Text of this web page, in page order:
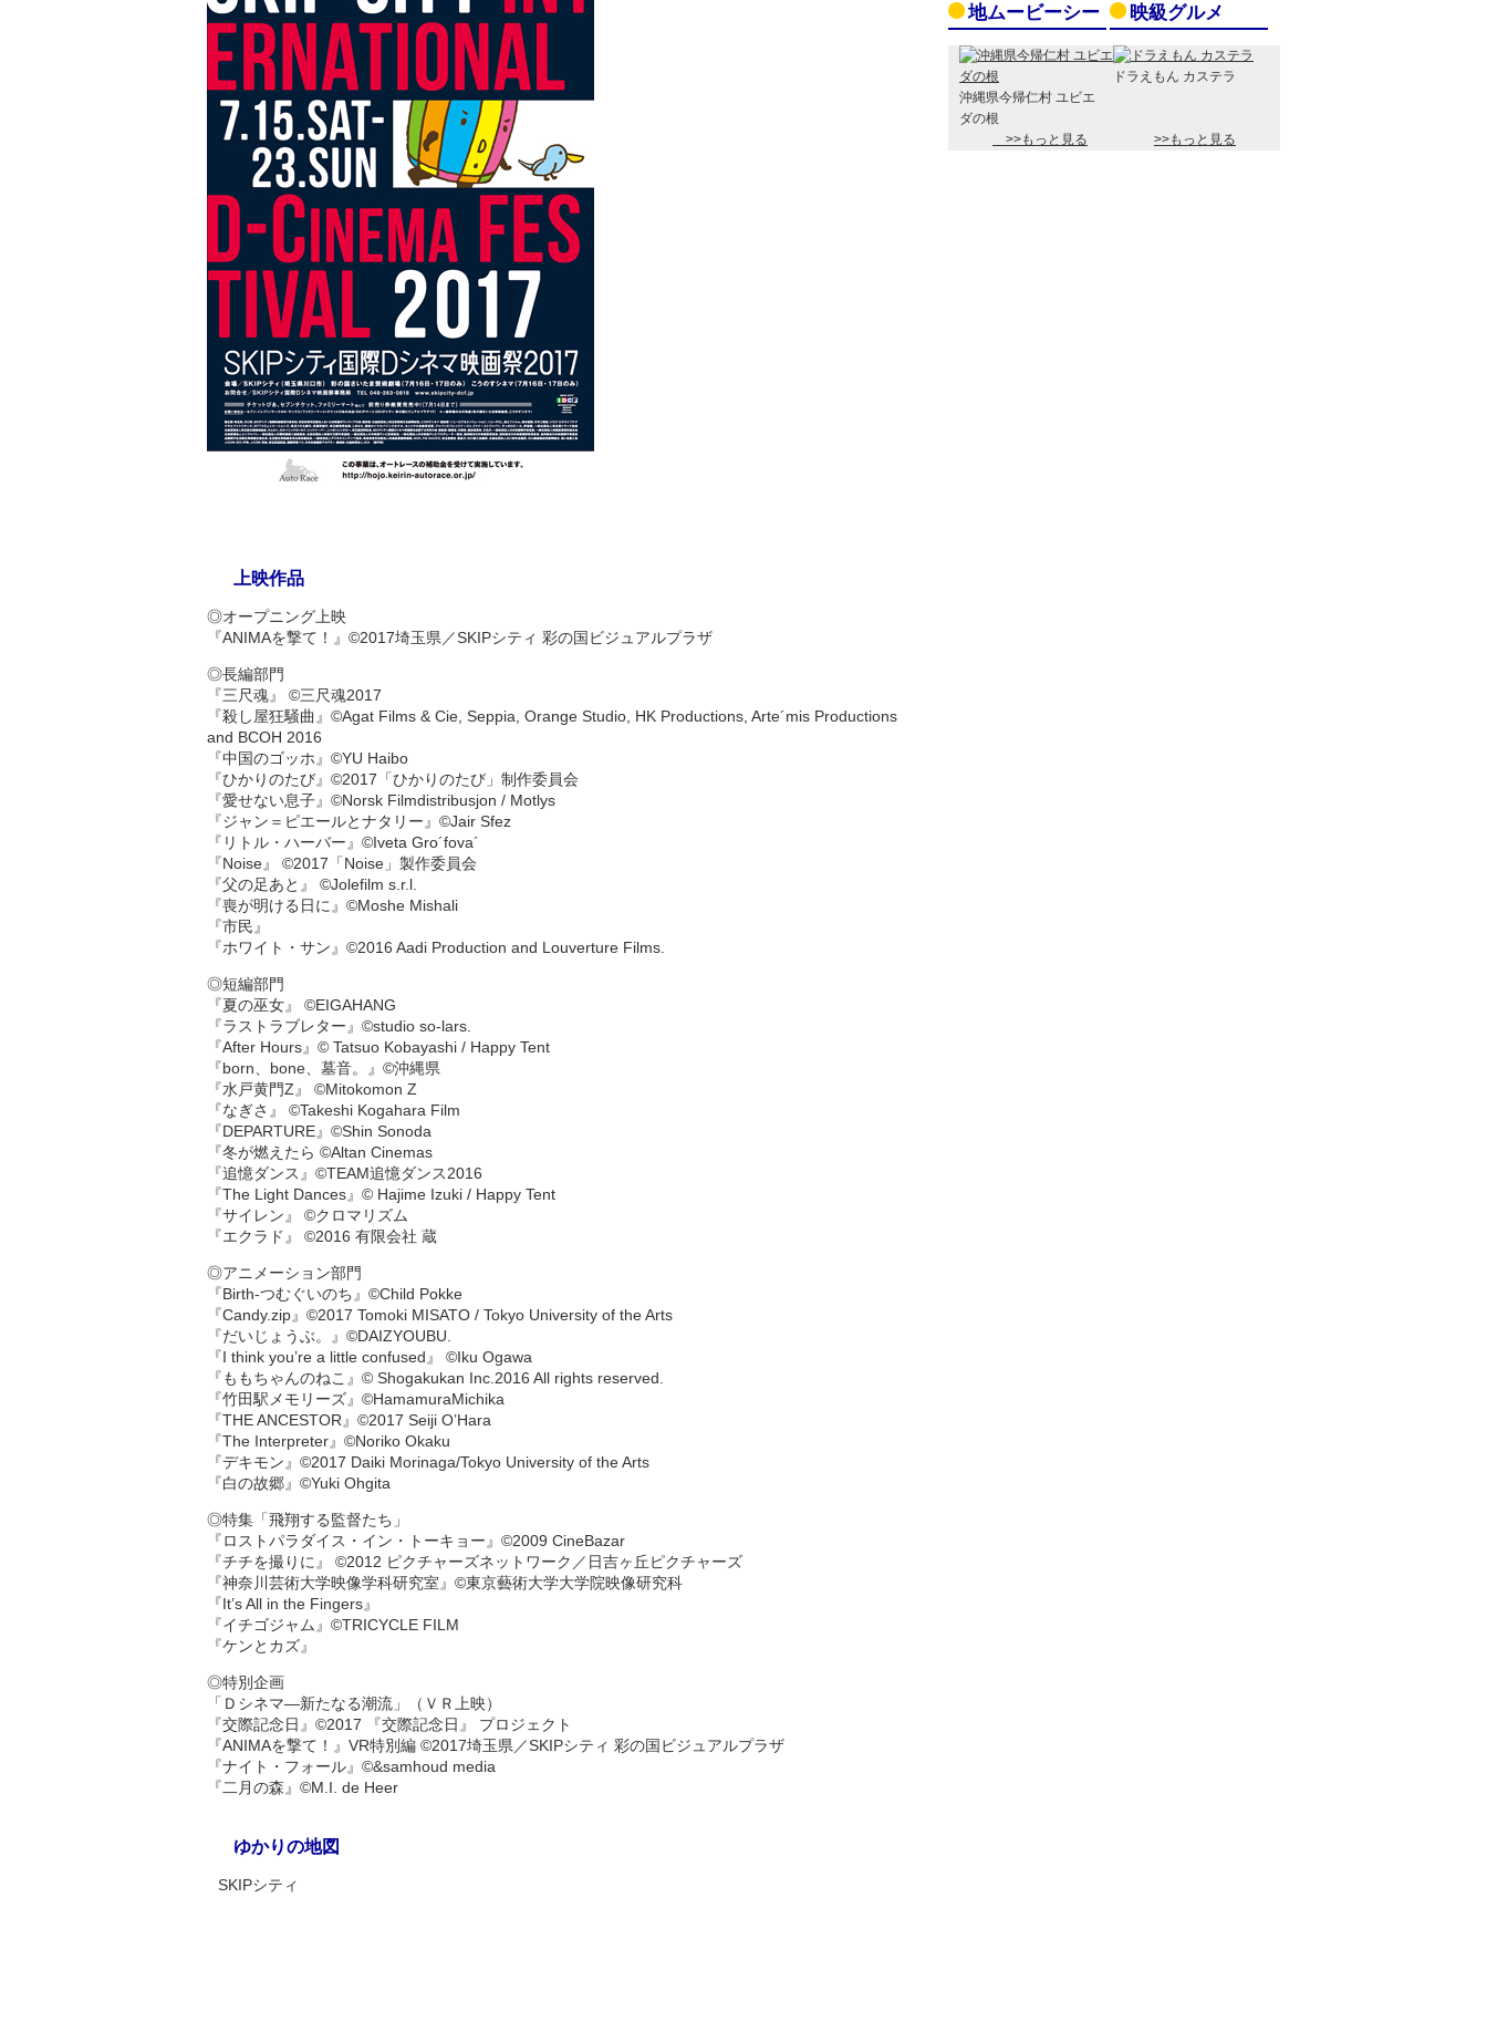
上映作品
◎オープニング上映
『ANIMAを撃て！』©2017埼玉県／SKIPシティ 彩の国ビジュアルプラザ
◎長編部門
『三尺魂』 ©三尺魂2017
『殺し屋狂騒曲』©Agat Films & Cie, Seppia, Orange Studio, HK Productions, Arte´mis Productions
and BCOH 2016
『中国のゴッホ』©YU Haibo
『ひかりのたび』©2017「ひかりのたび」制作委員会
『愛せない息子』©Norsk Filmdistribusjon / Motlys
『ジャン＝ピエールとナタリー』©Jair Sfez
『リトル・ハーバー』©Iveta Gro´fova´
『Noise』 ©2017「Noise」製作委員会
『父の足あと』 ©Jolefilm s.r.l.
『喪が明ける日に』©Moshe Mishali
『市民』
『ホワイト・サン』©2016 Aadi Production and Louverture Films.
◎短編部門
『夏の巫女』 ©EIGAHANG
『ラストラブレター』©studio so-lars.
『After Hours』© Tatsuo Kobayashi / Happy Tent
『born、bone、墓音。』©沖縄県
『水戸黄門Z』 ©Mitokomon Z
『なぎさ』 ©Takeshi Kogahara Film
『DEPARTURE』©Shin Sonoda
『冬が燃えたら ©Altan Cinemas
『追憶ダンス』©TEAM追憶ダンス2016
『The Light Dances』© Hajime Izuki / Happy Tent
『サイレン』 ©クロマリズム
『エクラド』 ©2016 有限会社 蔵
◎アニメーション部門
『Birth-つむぐいのち』©Child Pokke
『Candy.zip』©2017 Tomoki MISATO / Tokyo University of the Arts
『だいじょうぶ。』©DAIZYOUBU.
『I think you’re a little confused』 ©Iku Ogawa
『ももちゃんのねこ』© Shogakukan Inc.2016 All rights reserved.
『竹田駅メモリーズ』©HamamuraMichika
『THE ANCESTOR』©2017 Seiji O’Hara
『The Interpreter』©Noriko Okaku
『デキモン』©2017 Daiki Morinaga/Tokyo University of the Arts
『白の故郷』©Yuki Ohgita
◎特集「飛翔する監督たち」
『ロストパラダイス・イン・トーキョー』©2009 CineBazar
『チチを撮りに』 ©2012 ピクチャーズネットワーク／日吉ヶ丘ピクチャーズ
『神奈川芸術大学映像学科研究室』©東京藝術大学大学院映像研究科
『It’s All in the Fingers』
『イチゴジャム』©TRICYCLE FILM
『ケンとカズ』
◎特別企画
「Ｄシネマ—新たなる潮流」（ＶＲ上映）
『交際記念日』©2017 『交際記念日』 プロジェクト
『ANIMAを撃て！』VR特別編 ©2017埼玉県／SKIPシティ 彩の国ビジュアルプラザ
『ナイト・フォール』©&samhoud media
『二月の森』©M.I. de Heer
ゆかりの地図
SKIPシティ
地ムービーシー 映級グルメ
沖縄県今帰仁村 ユビエ
ダの根
ドラえもん カステラ
>>もっと見る >>もっと見る